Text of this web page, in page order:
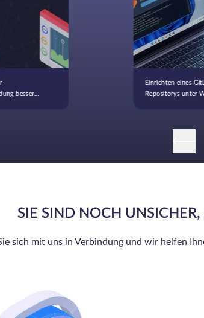
besserer
Einrichten eines
Repositorys unter
SIE SIND NOCH
sich mit uns in Verbindung und wir helfen